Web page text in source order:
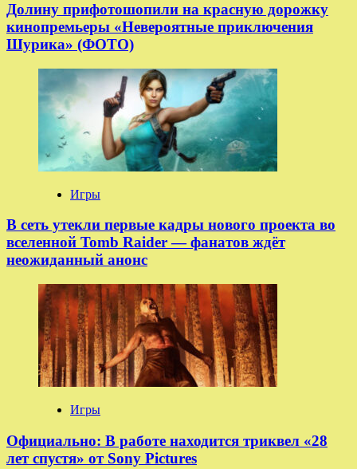
Долину прифотошопили на красную дорожку
кинопремьеры «Невероятные приключения
Шурика» (ФОТО)
Игры
В сеть утекли первые кадры нового проекта во
вселенной Tomb Raider — фанатов ждёт
неожиданный анонс
Игры
Официально: В работе находится триквел «28
лет спустя» от Sony Pictures